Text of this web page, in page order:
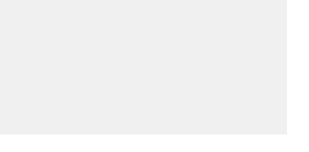
i ny flik, extern webbplats,
extern webbplats,
i ny flik, extern webbplats,
din e-postklient,